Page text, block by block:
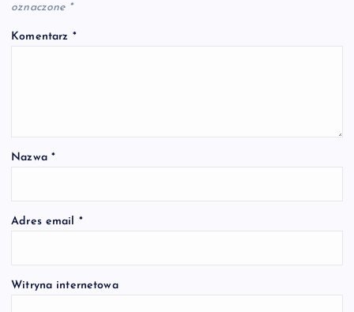
oznaczone *
Komentarz *
Nazwa *
Adres email *
Witryna internetowa